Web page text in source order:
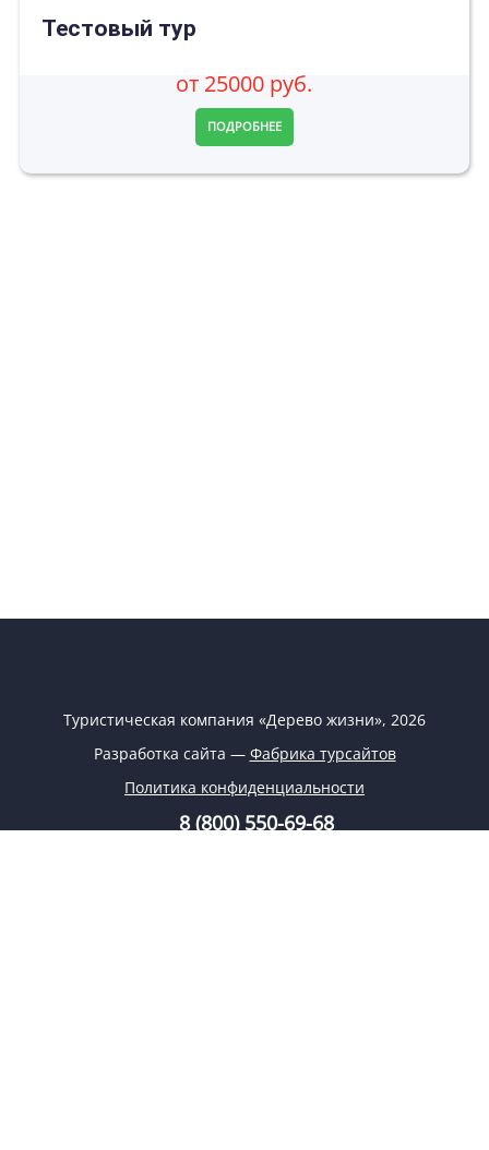
Тестовый тур
от 25000 руб.
ПОДРОБНЕЕ
Туристическая компания «Дерево жизни», 2026
Разработка сайта — Фабрика турсайтов
Политика конфиденциальности
8 (800) 550-69-68